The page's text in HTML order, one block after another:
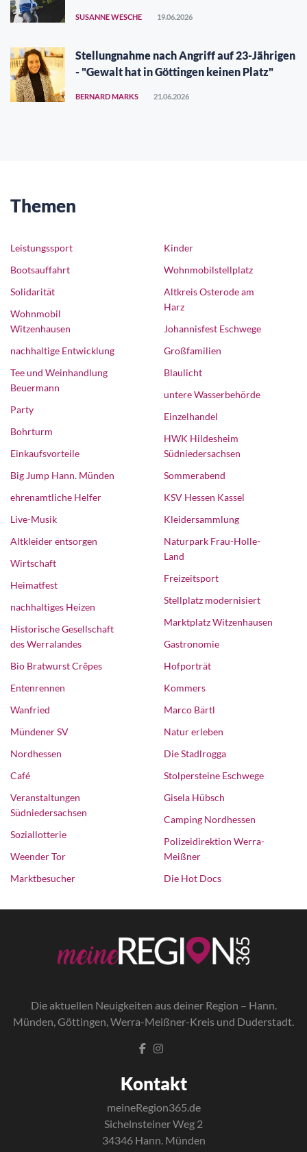
SUSANNE WESCHE 19.06.2026
Stellungnahme nach Angriff auf 23-Jährigen
- "Gewalt hat in Göttingen keinen Platz"
BERNARD MARKS 21.06.2026
Themen
Leistungssport
Bootsauffahrt
Solidarität
Wohnmobil
Witzenhausen
nachhaltige Entwicklung
Tee und Weinhandlung
Beuermann
Party
Bohrturm
Einkaufsvorteile
Kinder
Wohnmobilstellplatz
Altkreis Osterode am
Harz
Johannisfest Eschwege
Großfamilien
Blaulicht
untere Wasserbehörde
Einzelhandel
HWK Hildesheim
Südniedersachsen
Big Jump Hann. Münden
ehrenamtliche Helfer
Live-Musik
Altkleider entsorgen
Wirtschaft
Heimatfest
nachhaltiges Heizen
Historische Gesellschaft
des Werralandes
Bio Bratwurst Crêpes
Sommerabend
KSV Hessen Kassel
Kleidersammlung
Naturpark Frau-Holle-
Land
Freizeitsport
Stellplatz modernisiert
Marktplatz Witzenhausen
Gastronomie
Hofporträt
Entenrennen
Wanfried
Mündener SV
Nordhessen
Café
Veranstaltungen
Südniedersachsen
Soziallotterie
Weender Tor
Marktbesucher
Kommers
Marco Bärtl
Natur erleben
Die Stadlrogga
Stolpersteine Eschwege
Gisela Hübsch
Camping Nordhessen
Polizeidirektion Werra-
Meißner
Die Hot Docs
Die aktuellen Neuigkeiten aus deiner Region – Hann.
Münden, Göttingen, Werra-Meißner-Kreis und Duderstadt.
Kontakt
meineRegion365.de
Sichelnsteiner Weg 2
34346 Hann. Münden